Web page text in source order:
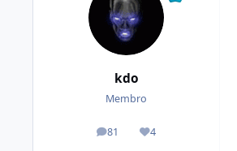
kdo
Membro
81
posts 4
Reputação